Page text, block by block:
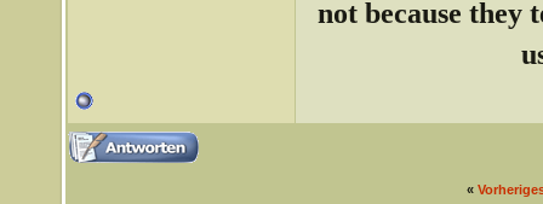
not because they
«